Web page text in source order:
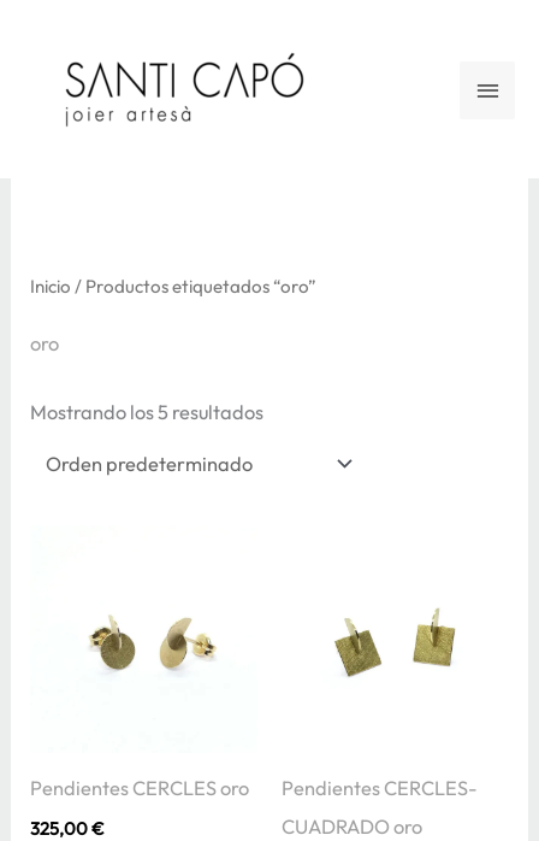
contenido
Menú
Inicio / Productos etiquetados “oro”
oro
Mostrando los 5 resultados
Pendientes CERCLES oro
325,00€
Pendientes CERCLES-
CUADRADO oro